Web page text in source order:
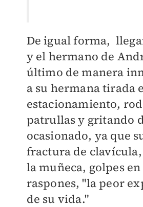
De igual forma,
y el hermano de
último de manera
a su hermana tirada
estacionamiento,
patrullas y gritando
ocasionado, ya que
fractura de
la muñeca, golpes en
raspones, "la peor
de su vida."